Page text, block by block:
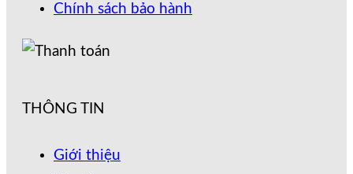
Chính sách bảo hành
THÔNG TIN
Giới thiệu